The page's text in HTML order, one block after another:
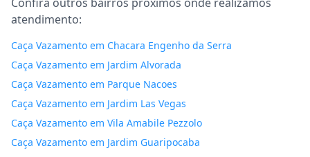
atendimento:
Caça Vazamento em Chacara Engenho da Serra
Caça Vazamento em Jardim Alvorada
Caça Vazamento em Parque Nacoes
Caça Vazamento em Jardim Las Vegas
Caça Vazamento em Vila Amabile Pezzolo
Caça Vazamento em Jardim Guaripocaba